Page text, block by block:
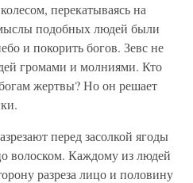
перекатываясь на
подобных людей были
и покорить богов. Зевс не
громами и молниями. Кто
жертвы? Но он решает
перед засолкой ягоды
волоском. Каждому из людей
разреза лицо и половину